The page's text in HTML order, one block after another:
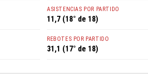
ASISTENCIAS POR PARTIDO
11,7 (18° de 18)
REBOTES POR PARTIDO
31,1 (17° de 18)